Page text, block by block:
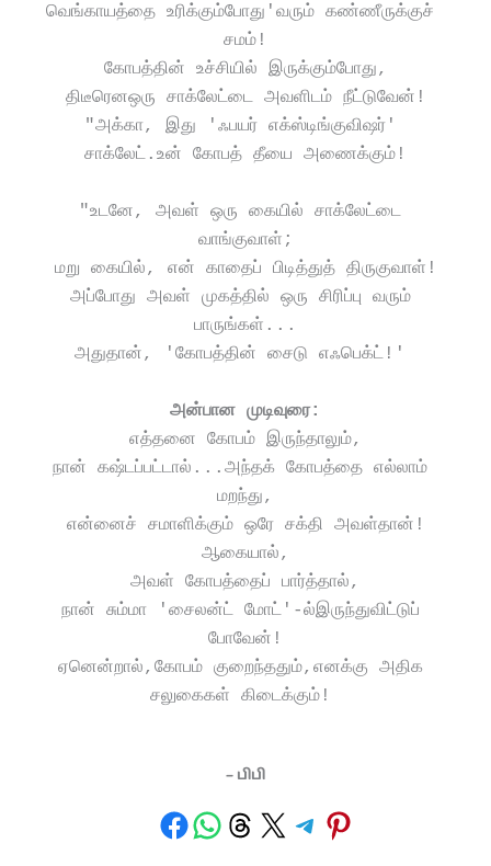
வெங்காயத்தை உரிக்கும்போது'வரும் கண்ணீருக்குச்
சமம்!
கோபத்தின் உச்சியில் இருக்கும்போது,
திடீரெனஒரு சாக்லேட்டை அவளிடம் நீட்டுவேன்!
"அக்கா, இது 'ஃபயர் எக்ஸ்டிங்குவிஷர்'
சாக்லேட்.உன் கோபத் தீயை அணைக்கும்!
"உடனே, அவள் ஒரு கையில் சாக்லேட்டை
வாங்குவாள்;
மறு கையில், என் காதைப் பிடித்துத் திருகுவாள்!
அப்போது அவள் முகத்தில் ஒரு சிரிப்பு வரும்
பாருங்கள்...
அதுதான், 'கோபத்தின் சைடு எஃபெக்ட்!'
அன்பான முடிவுரை:
எத்தனை கோபம் இருந்தாலும்,
நான் கஷ்டப்பட்டால்...அந்தக் கோபத்தை எல்லாம்
மறந்து,
என்னைச் சமாளிக்கும் ஒரே சக்தி அவள்தான்!
ஆகையால்,
அவள் கோபத்தைப் பார்த்தால்,
நான் சும்மா 'சைலன்ட் மோட்'-ல்இருந்துவிட்டுப்
போவேன்!
ஏனென்றால்,கோபம் குறைந்ததும்,எனக்கு அதிக
சலுகைகள் கிடைக்கும்!
– பிபி